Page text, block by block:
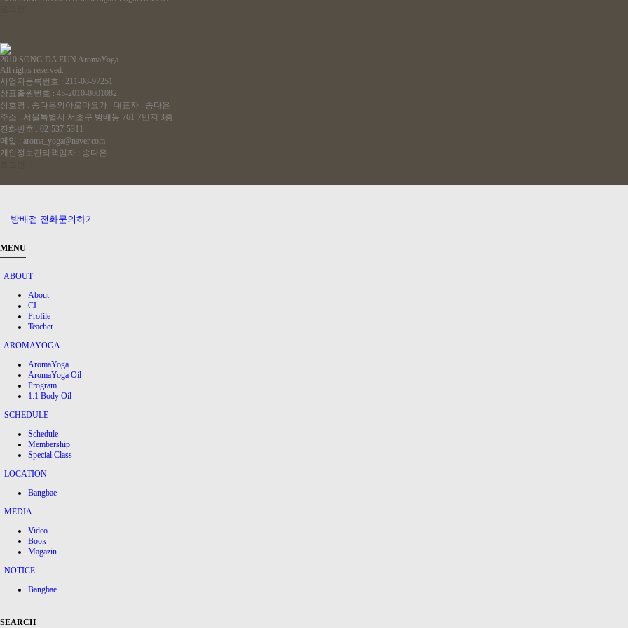
2010 SONG DA EUN AromaYoga
All rights reserved.
사업자등록번호 : 211-08-97251
상표출원번호 : 45-2010-0001082
상호명 : 송다은의아로마요가 대표자 : 송다은
주소 : 서울특별시 서초구 방배동 761-7번지 3층
전화번호 : 02-537-5311
메일 : aroma_yoga@naver.com
개인정보관리책임자 : 송다은
방배점 전화문의하기
MENU
ABOUT
About
CI
Profile
Teacher
AROMAYOGA
AromaYoga
AromaYoga Oil
Program
1:1 Body Oil
SCHEDULE
Schedule
Membership
Special Class
LOCATION
Bangbae
MEDIA
Video
Book
Magazin
NOTICE
Bangbae
SEARCH